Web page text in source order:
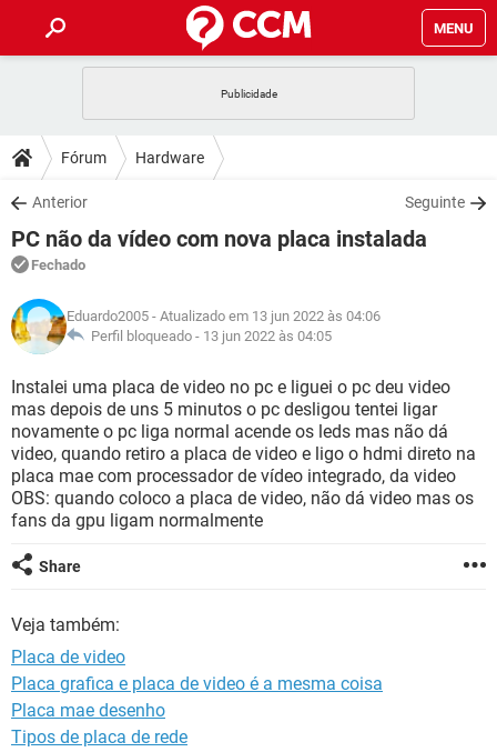
MENU
CELULAR
OUTLOOK
INSTAGRAM GMAIL
GUIA DE COMPRAS
DICAS
JOGOS
OUTLOOK
INSTAGRAM
GUIA DE COMPRAS
DOWNLOADS
JOGOS WHATSAPP
CELULAR
OUTLOOK EXCEL
INSTAGRAM
GUIA DE COMPRAS
FÓRUM
JOGOS
CELULAR FACEBOOK
INSTAGRAM GMAIL
GUIA DE COMPRAS
GLOSSÁRIO
JOGOS
CELULAR FACEBOOK
OUTLOOK EXCEL
INSTAGRAM GMAIL
GUIA DE COMPRAS
Fórum Hardware
Anterior Seguinte
PC não da vídeo com nova placa instalada
Fechado
Eduardo2005 - Atualizado em 13 jun 2022 às 04:06
Perfil bloqueado - 13 jun 2022 às 04:05
Instalei uma placa de video no pc e liguei o pc deu video
mas depois de uns 5 minutos o pc desligou tentei ligar
novamente o pc liga normal acende os leds mas não dá
video, quando retiro a placa de video e ligo o hdmi direto na
placa mae com processador de vídeo integrado, da video
OBS: quando coloco a placa de video, não dá video mas os
fans da gpu ligam normalmente
Share
Veja também:
Placa de video
Placa grafica e placa de video é a mesma coisa
Placa mae desenho
Tipos de placa de rede